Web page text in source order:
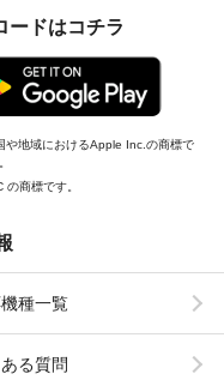
ードはコチラ
地域におけるApple Inc.の商標で
商標です。
種一覧
る質問